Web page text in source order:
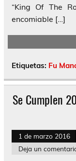
“King Of The
encomiable […]
Etiquetas: Fu
Se Cumplen
1 de marzo 2016
Deja un